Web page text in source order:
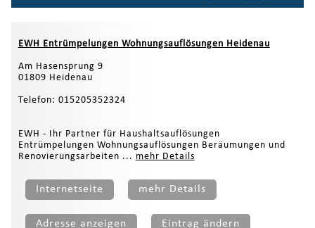
EWH Entrümpelungen Wohnungsauflösungen Heidenau
Am Hasensprung 9
01809 Heidenau
Telefon: 015205352324
EWH - Ihr Partner für Haushaltsauflösungen
Entrümpelungen Wohnungsauflösungen Beräumungen und
Renovierungsarbeiten ... mehr Details
Internetseite mehr Details
Adresse anzeigen Eintrag ändern